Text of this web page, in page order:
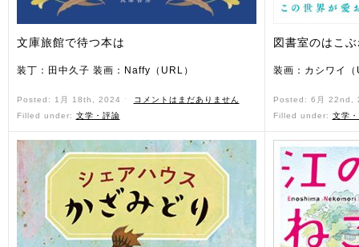
文庫旅館で待つ本は
装丁：田中久子 装画：Naffy（URL）
Posted: 1月 18th, 2024 ˑ
コメントはまだありません
Filled under: 文学・評論
図書室のはこ
装画：カシワイ
Posted: 6月
Filled under: 文学